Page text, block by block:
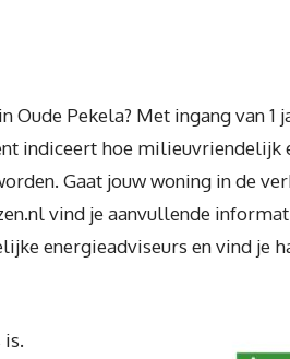
Pekela? Met ingang van 1
indiceert hoe milieuvriendelijk
Gaat jouw woning in de
vind je aanvullende
energieadviseurs en vind je
is.